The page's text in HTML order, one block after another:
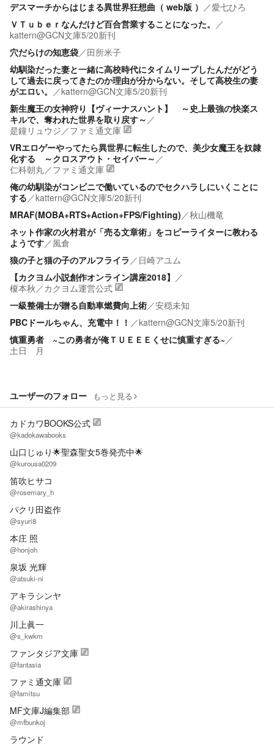
デスマーチからはじまる異世界狂想曲（ web版 ） ／愛七ひろ
ＶＴｕｂｅｒなんだけど百合営業することになった。 ／
kattern@GCN文庫5/20新刊
穴だらけの知恵袋／田所米子
幼馴染だった妻と一緒に高校時代にタイムリープしたんだがどう
して過去に戻ってきたのか理由が分からない。そして高校生の妻
がエロい。 ／kattern@GCN文庫5/20新刊
新生魔王の女神狩り【ヴィーナスハント】 ～史上最強の快楽ス
キルで、奪われた世界を取り戻す～ ／
是鐘リュウジ／ファミ通文庫
VRエロゲーやってたら異世界に転生したので、美少女魔王を奴隷
化する ～クロスアウト・セイバー～ ／
仁科朝丸／ファミ通文庫
俺の幼馴染がコンビニで働いているのでセクハラしにいくことに
する／kattern@GCN文庫5/20新刊
MRAF(MOBA+RTS+Action+FPS/Fighting)／秋山機竜
ネット作家の火村君が「売る文章術」をコピーライターに教わる
ようです／風倉
狼の子と猫の子のアルフライラ ／ 日崎アユム
【カクヨム小説創作オンライン講座2018】 ／
榎本秋／カクヨム運営公式
一級整備士が贈る自動車燃費向上術／安穏未知
PBCドールちゃん、充電中！！ ／kattern@GCN文庫5/20新刊
慎重勇者 ~この勇者が俺ＴＵＥＥＥくせに慎重すぎる~／
土日 月
ユーザーのフォロー もっと見る
カドカワBOOKS公式
@kadokawabooks
山口じゅり🌟聖森聖女5巻発売中🌟
@kurousa0209
笛吹ヒサコ
@rosemary_h
パクリ田盗作
@syuri8
本庄 照
@honjoh
泉坂 光輝
@atsuki-ni
アキラシンヤ
@akirashinya
川上眞一
@s_kwkm
ファンタジア文庫
@fantasia
ファミ通文庫
@famitsu
MF文庫J編集部
@mfbunkoj
ラウンド